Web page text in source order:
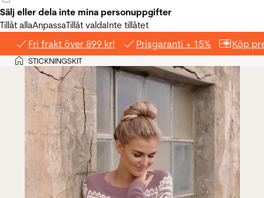
Sälj eller dela inte mina personuppgifter
Tillåt allaAnpassaTillåt valdaInte tillåtet
Fri frakt över 899 kr! Prisgaranti + 15% Köp
Hem
>STICKNINGSKIT